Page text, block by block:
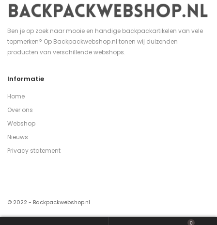
Ben je op zoek naar mooie en handige backpackartikelen van vele
topmerken? Op Backpackwebshop.nl tonen wij duizenden
producten van verschillende webshops.
Informatie
Home
Over ons
Webshop
Nieuws
Privacy statement
© 2022 - Backpackwebshop.nl
0